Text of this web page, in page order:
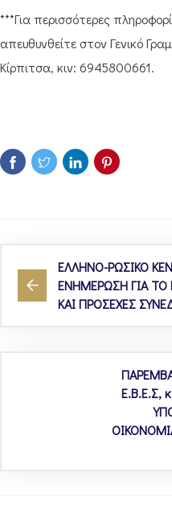
***Για περισσότερες
απευθυνθείτε στον Γενικό
Κίρπιτσα, κιν: 6945800661.
ΕΛΛΗΝΟ-ΡΩΣΙΚΟ
ΕΝΗΜΕΡΩΣΗ ΓΙΑ ΤΟ
ΚΑΙ ΠΡΟΣΕΧΕΣ
Ε.Β.Ε.Σ,